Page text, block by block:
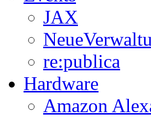
JAX
re:publica
Hardware
Amazon